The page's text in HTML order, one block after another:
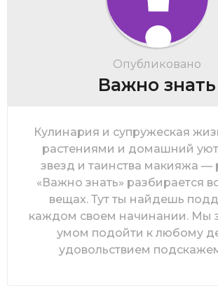
Опубликовано
Важно знать
Кулинария и супружеская
растениями и домашний
звезд и таинства макияжа —
«Важно знать» разбирается
вещах. Тут ты найдешь
каждом своем начинании. Мы
умом подойти к любому
удовольствием